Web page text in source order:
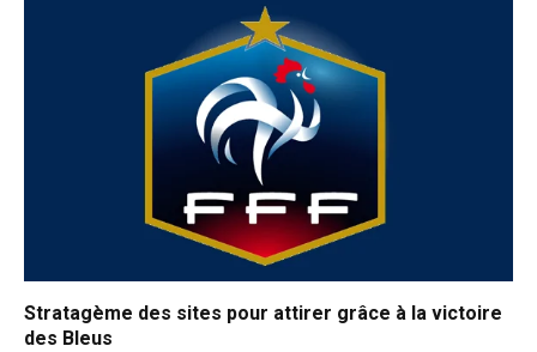
Stratagème des sites pour attirer grâce à la victoire
des Bleus